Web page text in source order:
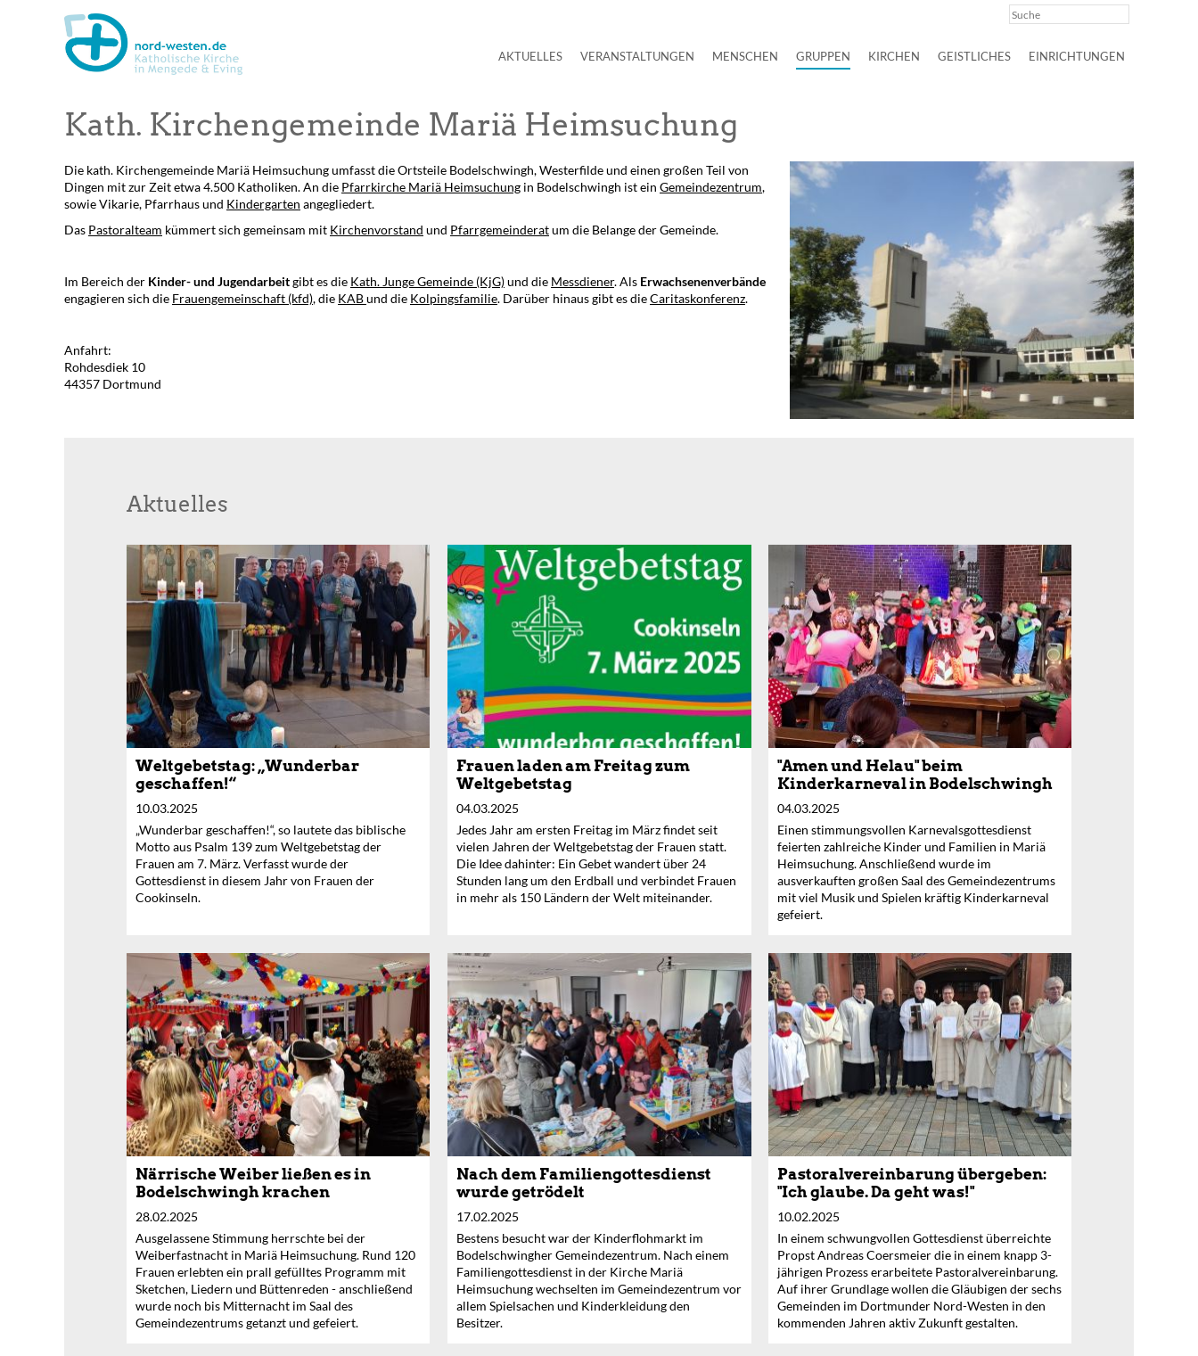
AKTUELLES VERANSTALTUNGEN MENSCHEN GRUPPEN KIRCHEN GEISTLICHES EINRICHTUNGEN
Kath. Kirchengemeinde Mariä Heimsuchung
Die kath. Kirchengemeinde Mariä Heimsuchung umfasst die Ortsteile Bodelschwingh, Westerfilde und einen großen Teil von
Dingen mit zur Zeit etwa 4.500 Katholiken. An die Pfarrkirche Mariä Heimsuchung in Bodelschwingh ist ein Gemeindezentrum,
sowie Vikarie, Pfarrhaus und Kindergarten angegliedert.
Das Pastoralteam kümmert sich gemeinsam mit Kirchenvorstand und Pfarrgemeinderatum die Belange der Gemeinde.
Im Bereich der Kinder- und Jugendarbeitgibt es die Kath. Junge Gemeinde (KjG)und die Messdiener. Als Erwachsenenverbände
engagieren sich die Frauengemeinschaft (kfd), die KABund die Kolpingsfamilie. Darüber hinaus gibt es dieCaritaskonferenz.
Anfahrt:
Rohdesdiek 10
44357 Dortmund
Aktuelles
Weltgebetstag: „Wunderbar
geschaffen!“
10.03.2025
„Wunderbar geschaffen!“, so lautete das biblische
Motto aus Psalm 139 zum Weltgebetstag der
Frauen am 7. März. Verfasst wurde der
Gottesdienst in diesem Jahr von Frauen der
Cookinseln.
Frauen laden am Freitag zum
Weltgebetstag
04.03.2025
Jedes Jahr am ersten Freitag im März findet seit
vielen Jahren der Weltgebetstag der Frauen statt.
Die Idee dahinter: Ein Gebet wandert über 24
Stunden lang um den Erdball und verbindet Frauen
in mehr als 150 Ländern der Welt miteinander.
"Amen und Helau" beim
Kinderkarneval in Bodelschwingh
04.03.2025
Einen stimmungsvollen Karnevalsgottesdienst
feierten zahlreiche Kinder und Familien in Mariä
Heimsuchung. Anschließend wurde im
ausverkauften großen Saal des Gemeindezentrums
mit viel Musik und Spielen kräftig Kinderkarneval
gefeiert.
Närrische Weiber ließen es in
Bodelschwingh krachen
28.02.2025
Ausgelassene Stimmung herrschte bei der
Weiberfastnacht in Mariä Heimsuchung. Rund 120
Frauen erlebten ein prall gefülltes Programm mit
Sketchen, Liedern und Büttenreden - anschließend
wurde noch bis Mitternacht im Saal des
Gemeindezentrums getanzt und gefeiert.
Nach dem Familiengottesdienst
wurde getrödelt
17.02.2025
Bestens besucht war der Kinderflohmarkt im
Bodelschwingher Gemeindezentrum. Nach einem
Familiengottesdienst in der Kirche Mariä
Heimsuchung wechselten im Gemeindezentrum vor
allem Spielsachen und Kinderkleidung den
Besitzer.
Pastoralvereinbarung übergeben:
"Ich glaube. Da geht was!"
10.02.2025
In einem schwungvollen Gottesdienst überreichte
Propst Andreas Coersmeier die in einem knapp 3-
jährigen Prozess erarbeitete Pastoralvereinbarung.
Auf ihrer Grundlage wollen die Gläubigen der sechs
Gemeinden im Dortmunder Nord-Westen in den
kommenden Jahren aktiv Zukunft gestalten.